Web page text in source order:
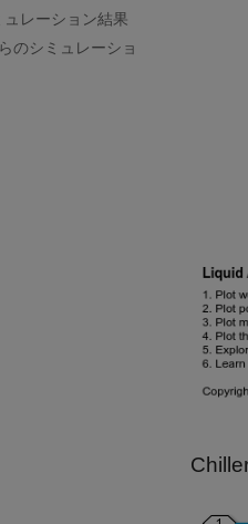
レーション結果
のシミュレーショ